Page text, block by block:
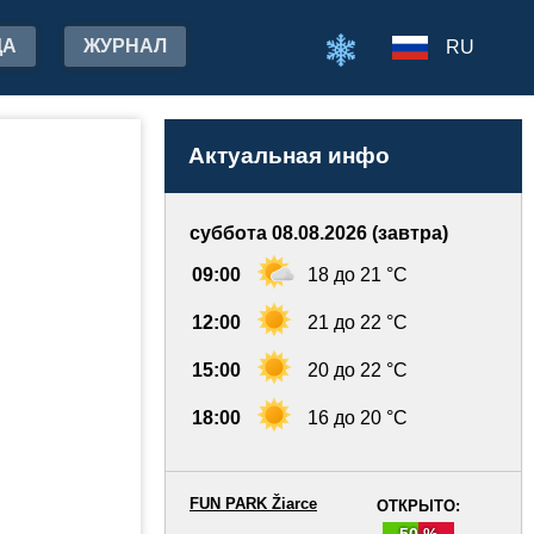
ЖУРНАЛ RU
Актуальная инфо
суббота 08.08.2026 (завтра)
09:00 18 до 21 °C
12:00 21 до 22 °C
15:00 20 до 22 °C
18:00 16 до 20 °C
ОТКРЫТО:
FUN PARK Žiarce